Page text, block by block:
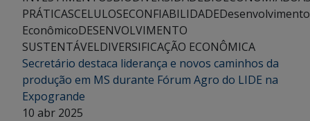
PRÁTICASCELULOSECONFIABILIDADEDesenvolvimento
EconômicoDESENVOLVIMENTO
SUSTENTÁVELDIVERSIFICAÇÃO ECONÔMICA
Secretário destaca liderança e novos caminhos da
produção em MS durante Fórum Agro do LIDE na
Expogrande
10 abr 2025